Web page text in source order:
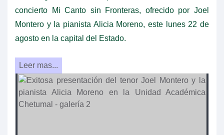
concierto Mi Canto sin Fronteras, ofrecido por Joel
Montero y la pianista Alicia Moreno, este lunes 22 de
agosto en la capital del Estado.
Leer mas...